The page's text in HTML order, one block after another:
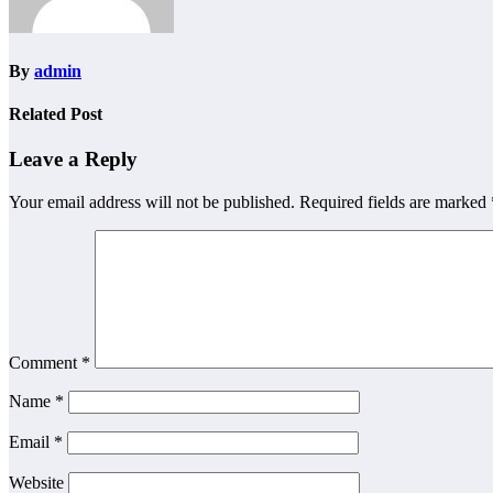
By admin
Related Post
Leave a Reply
Your email address will not be published. Required fields are marked
Comment *
Name *
Email *
Website